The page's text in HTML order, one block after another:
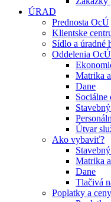
ÚRAD
Prednosta OcÚ
Klientske
Sídlo a úradné
Oddelenia OcÚ
Matrika
Dane
Sociálne
Útvar
Ako vybaviť?
Matrika
Dane
Tlačivá
Poplatky a ceny